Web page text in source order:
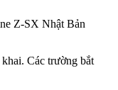
Z-SX Nhật Bản
Các trường bắt